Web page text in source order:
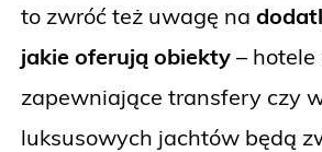
to zwróć też uwagę na
jakie oferują obiekty – hotele
zapewniające transfery czy
luksusowych jachtów będą